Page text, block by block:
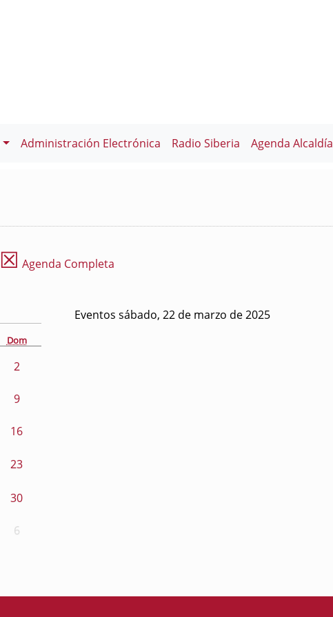
Administración Electrónica Radio Siberia Agenda Alcaldía
☒ Agenda Completa
Dom
2
9
16
23
30
6
Eventos sábado, 22 de marzo de 2025